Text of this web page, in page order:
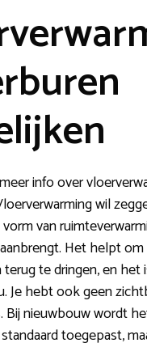
info over
wil
van
Het helpt
te dringen, en het
Je hebt ook geen
Bij nieuwbouw wordt
toegepast,